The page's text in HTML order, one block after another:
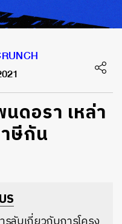
ดอรา เหล่า
ษีกัน